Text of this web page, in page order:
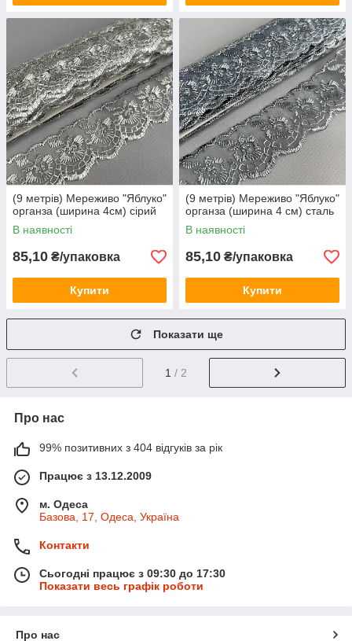
(9 метрів) Мереживо "Яблуко"
органза (ширина 4см) сірий
В наявності
85,10 ₴/упаковка
Купити
(9 метрів) Мереживо "Яблуко"
органза (ширина 4 см) сталь
В наявності
85,10 ₴/упаковка
Купити
Показати ще
1 / 2
Про нас
99% позитивних з 404 відгуків за рік
Працює з 13.12.2009
м. Одеса
Базова, 17, Одеса, Україна
Контакти
Сьогодні працює з 09:30 до 17:30
Показати весь графік роботи
Про нас